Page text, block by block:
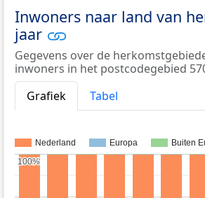
Inwoners naar land van
jaar
Gegevens over de
inwoners in het postcodegebied
Grafiek
Tabel
Nederland Europa Buiten
100%
100%